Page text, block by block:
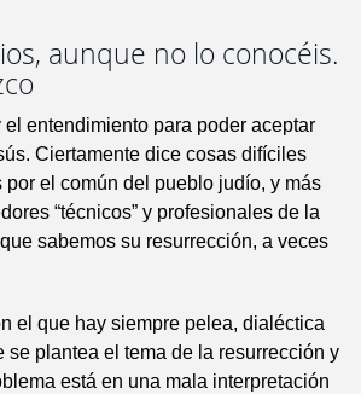
aunque no lo conocéis.
entendimiento para poder aceptar
Ciertamente dice cosas difíciles
por el común del pueblo judío, y más
“técnicos” y profesionales de la
sabemos su resurrección, a veces
el que hay siempre pelea, dialéctica
se plantea el tema de la resurrección y
está en una mala interpretación